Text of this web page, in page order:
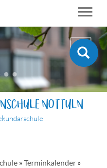
NOTTULN
»Terminkalender »